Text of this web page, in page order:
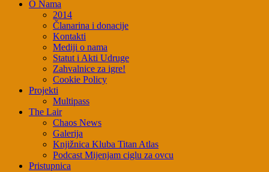
O Nama
2014
Članarina i donacije
Kontakti
Mediji o nama
Statut i Akti Udruge
Zahvalnice za igre!
Cookie Policy
Projekti
Multipass
The Lair
Chaos News
Galerija
Knjižnica Kluba Titan Atlas
Podcast Mijenjam ciglu za ovcu
Pristupnica